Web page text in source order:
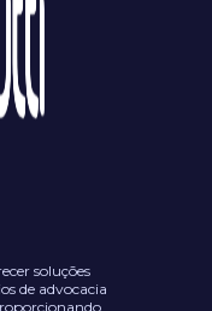
soluções
de advocacia